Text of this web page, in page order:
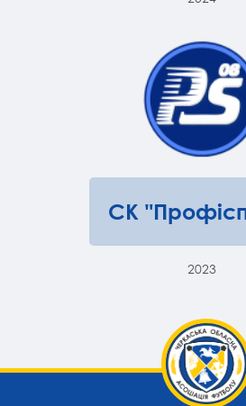
СК
2023